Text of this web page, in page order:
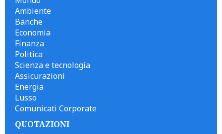
Ambiente
Banche
Economia
Finanza
Politica
Scienza e tecnologia
Assicurazioni
Energia
Lusso
Comunicati Corporate
QUOTAZIONI